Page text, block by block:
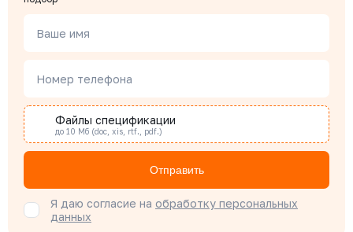
Специалист отдела снабжения
Бондарюк Евгения
Специалист отдела продаж
Ваше имя
Номер телефона
Файлы спецификации
до 10 Мб (doc, xis, rtf., pdf.)
Отправить
Я даю согласие на обработку персональных
данных